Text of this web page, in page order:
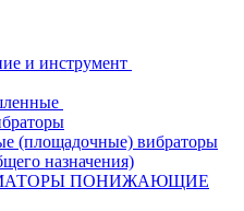
и инструмент
(площадочные) вибраторы
назначения)
ПОНИЖАЮЩИЕ